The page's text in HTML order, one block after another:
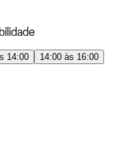
14:00
14:00 às 16:00